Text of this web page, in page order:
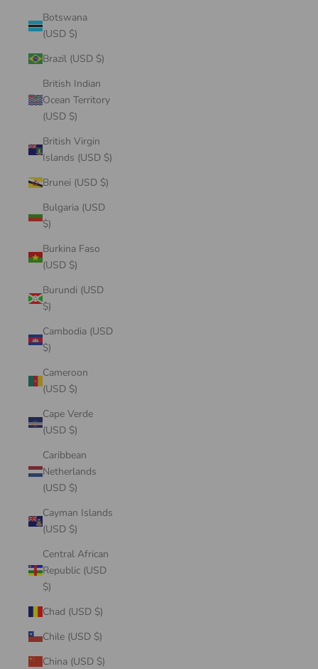
Botswana
(USD $)
Brazil (USD $)
British Indian
Ocean Territory
(USD $)
British Virgin
Islands (USD $)
Brunei (USD $)
Bulgaria (USD
$)
Burkina Faso
(USD $)
Burundi (USD
$)
Cambodia (USD
$)
Cameroon
(USD $)
Cape Verde
(USD $)
Caribbean
Netherlands
(USD $)
Cayman Islands
(USD $)
Central African
Republic (USD
$)
Chad (USD $)
Chile (USD $)
China (USD $)